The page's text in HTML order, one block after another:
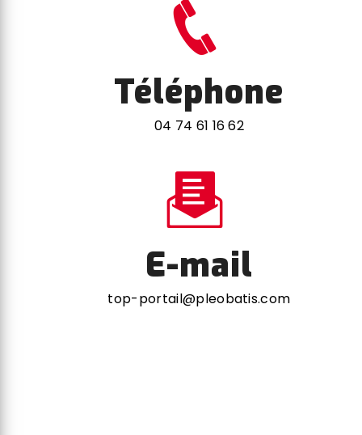
Téléphone
04 74 61 16 62
E-mail
top-portail@pleobatis.com